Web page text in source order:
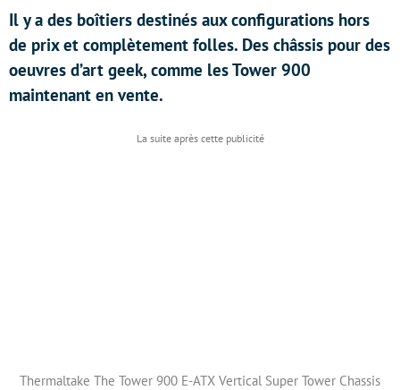
Il y a des boîtiers destinés aux configurations hors
de prix et complètement folles. Des châssis pour des
oeuvres d’art geek, comme les Tower 900
maintenant en vente.
Thermaltake The Tower 900 E-ATX Vertical Super Tower Chassis